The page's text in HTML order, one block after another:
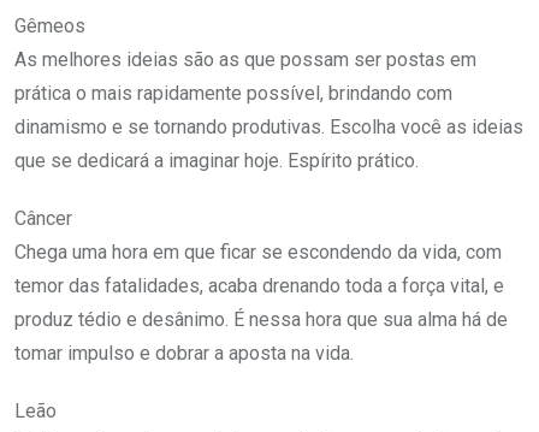
Gêmeos
As melhores ideias são as que possam ser postas em
prática o mais rapidamente possível, brindando com
dinamismo e se tornando produtivas. Escolha você as ideias
que se dedicará a imaginar hoje. Espírito prático.
Câncer
Chega uma hora em que ficar se escondendo da vida, com
temor das fatalidades, acaba drenando toda a força vital, e
produz tédio e desânimo. É nessa hora que sua alma há de
tomar impulso e dobrar a aposta na vida.
Leão